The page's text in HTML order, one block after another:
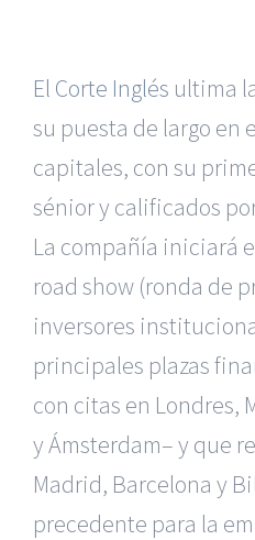
El Corte Inglés ultima
su puesta de largo en
capitales, con su
sénior y calificados
La compañía iniciará
road show (ronda de
inversores
principales plazas
con citas en Londres,
y Ámsterdam– y que
Madrid, Barcelona y
precedente para la